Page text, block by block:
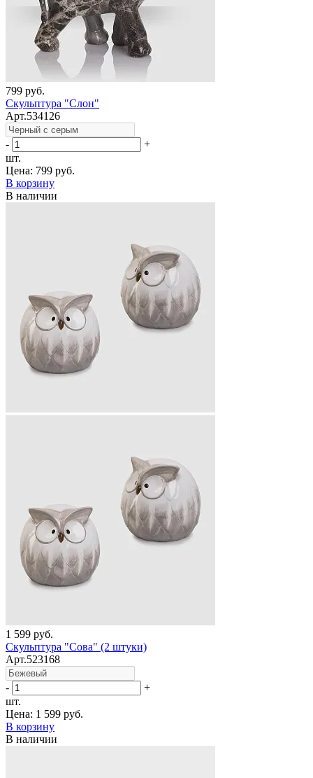
799 руб.
Скульптура "Слон"
Арт.534126
-
+
шт.
Цена: 799 руб.
В корзину
В наличии
1 599 руб.
Скульптура "Сова" (2 штуки)
Арт.523168
-
+
шт.
Цена: 1 599 руб.
В корзину
В наличии